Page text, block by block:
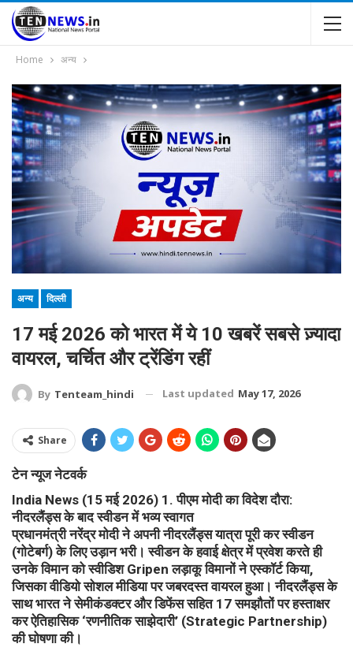
Home अन्य
अन्य दिल्ली
17 मई 2026 को भारत में ये 10 खबरें सबसे ज़्यादा
वायरल, चर्चित और ट्रेंडिंग रहीं
By Tenteam_hindi Last updated May 17, 2026
Share
टेन न्यूज नेटवर्क
India News (15 मई 2026) ​1. पीएम मोदी का विदेश दौरा:
नीदरलैंड्स के बाद स्वीडन में भव्य स्वागत
​प्रधानमंत्री नरेंद्र मोदी ने अपनी नीदरलैंड्स यात्रा पूरी कर स्वीडन
(गोटेबर्ग) के लिए उड़ान भरी। स्वीडन के हवाई क्षेत्र में प्रवेश करते ही
उनके विमान को स्वीडिश Gripen लड़ाकू विमानों ने एस्कॉर्ट किया,
जिसका वीडियो सोशल मीडिया पर जबरदस्त वायरल हुआ। नीदरलैंड्स के
साथ भारत ने सेमीकंडक्टर और डिफेंस सहित 17 समझौतों पर हस्ताक्षर
कर ऐतिहासिक ‘रणनीतिक साझेदारी’ (Strategic Partnership)
की घोषणा की।